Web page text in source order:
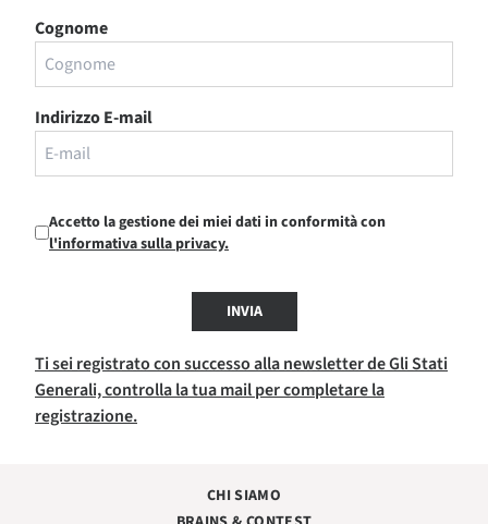
Cognome
Indirizzo E-mail
Accetto la gestione dei miei dati in conformità con
l'informativa sulla privacy.
INVIA
Ti sei registrato con successo alla newsletter de Gli Stati
Generali, controlla la tua mail per completare la
registrazione.
CHI SIAMO